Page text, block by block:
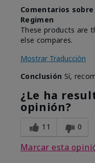
Comentarios
Regimen
These products are
else compares.
Mostrar Traducción
Conclusión Sí,
¿Le ha
opinión?
11 0
Marcar esta